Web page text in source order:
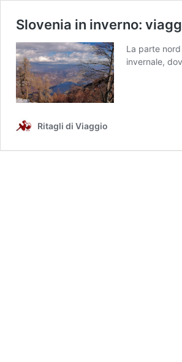
Slovenia in inverno:
La parte
invernale,
Ritagli di Viaggio